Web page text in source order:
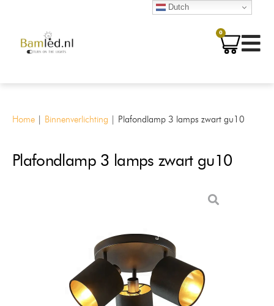
0
Home | Binnenverlichting | Plafondlamp 3 lamps zwart gu10
Plafondlamp 3 lamps zwart gu10
Dutch